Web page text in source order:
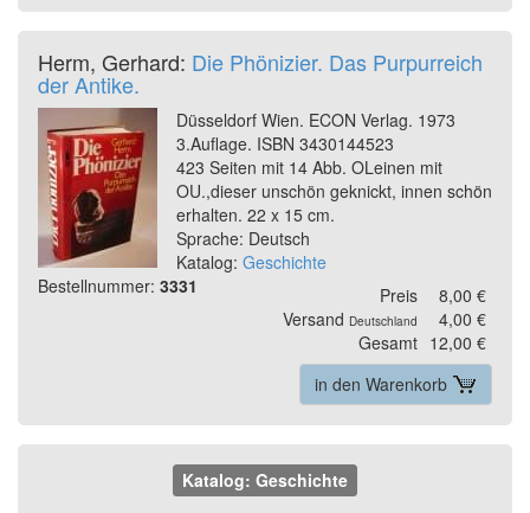
Herm, Gerhard: Die Phönizier. Das Purpurreich
der Antike.
Düsseldorf Wien. ECON Verlag. 1973
3.Auflage. ISBN 3430144523
423 Seiten mit 14 Abb. OLeinen mit
OU.,dieser unschön geknickt, innen schön
erhalten. 22 x 15 cm.
Sprache: Deutsch
Katalog: Geschichte
Bestellnummer: 3331 Preis
8,00 €
Versand Deutschland
4,00 €
Gesamt 12,00 €
in den Warenkorb
Katalog: Geschichte